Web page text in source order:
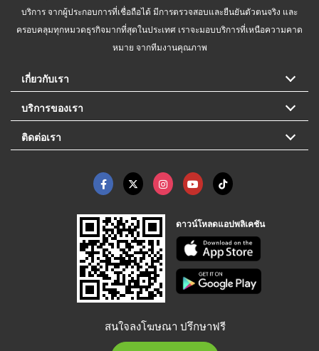
บริการ จากผู้ประกอบการที่เชื่อถือได้ มีการตรวจสอบและยืนยันตัวตนจริง และ
ครอบคลุมทุกหมวดธุรกิจมากที่สุดในประเทศ เราจะมอบบริการที่เหนือความคาด
หมาย จากทีมงานคุณภาพ
เกี่ยวกับเรา
บริการของเรา
ติดต่อเรา
ดาวน์โหลดแอปพลิเคชัน
สนใจลงโฆษณา ปรึกษาฟรี